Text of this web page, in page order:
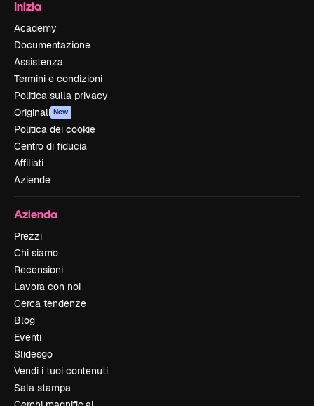
Inizia
Academy
Documentazione
Assistenza
Termini e condizioni
Politica sulla privacy
Originali New
Politica dei cookie
Centro di fiducia
Affiliati
Aziende
Azienda
Prezzi
Chi siamo
Recensioni
Lavora con noi
Cerca tendenze
Blog
Eventi
Slidesgo
Vendi i tuoi contenuti
Sala stampa